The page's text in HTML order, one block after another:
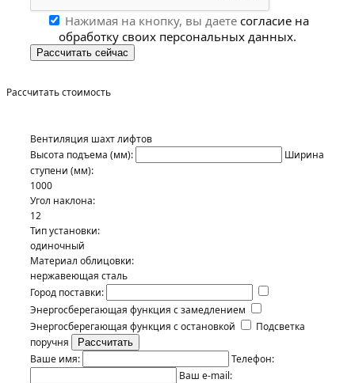
Нажимая на кнопку, вы даете согласие на
обработку своих персональных данных.
Рассчитать стоимость
Вентиляция шахт лифтов
Высота подъема (мм):
Ширина
ступени (мм):
1000
Угол наклона:
12
Тип установки:
одиночный
Материал облицовки:
нержавеющая сталь
Город поставки:
Энергосберегающая функция с замедлением
Энергосберегающая функция с остановкой
Подсветка
поручня
Ваше имя:
Телефон:
Ваш e-mail: